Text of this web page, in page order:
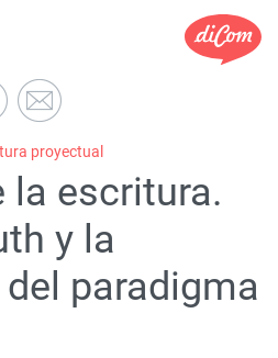
proyectual
la escritura.
y la
paradigma